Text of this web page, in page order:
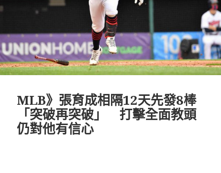
MLB》張育成相隔12天先發8棒
「突破再突破」 打擊全面教頭
仍對他有信心